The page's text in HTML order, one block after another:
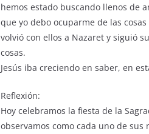
hemos estado buscando llenos de
que yo debo ocuparme de las
volvió con ellos a Nazaret y siguió
cosas.
Jesús iba creciendo en saber, en
Reflexión:
Hoy celebramos la fiesta de la
observamos como cada uno de